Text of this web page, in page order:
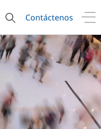
Contáctenos